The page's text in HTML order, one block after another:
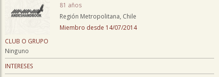
81 años
Región Metropolitana, Chile
Miembro desde 14/07/2014
CLUB O GRUPO
Ninguno
INTERESES